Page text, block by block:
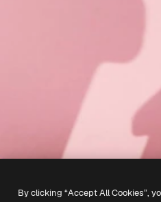
By clicking “Accept All Cookies”,